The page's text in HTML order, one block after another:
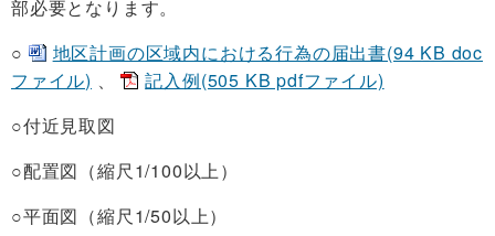
部必要となります。
○
地区計画の区域内における行為の届出書(94 KB doc
ファイル) 、
記入例(505 KB pdfファイル)
○付近見取図
○配置図（縮尺1/100以上）
○平面図（縮尺1/50以上）